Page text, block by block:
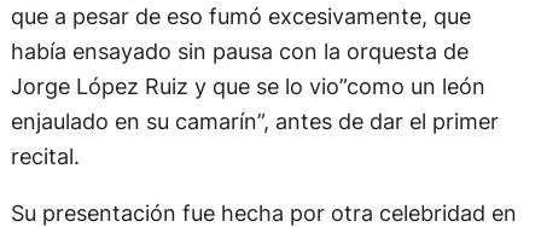
que a pesar de eso fumó excesivamente, que
había ensayado sin pausa con la orquesta de
Jorge López Ruiz y que se lo vio”como un león
enjaulado en su camarín”, antes de dar el primer
recital.
Su presentación fue hecha por otra celebridad en